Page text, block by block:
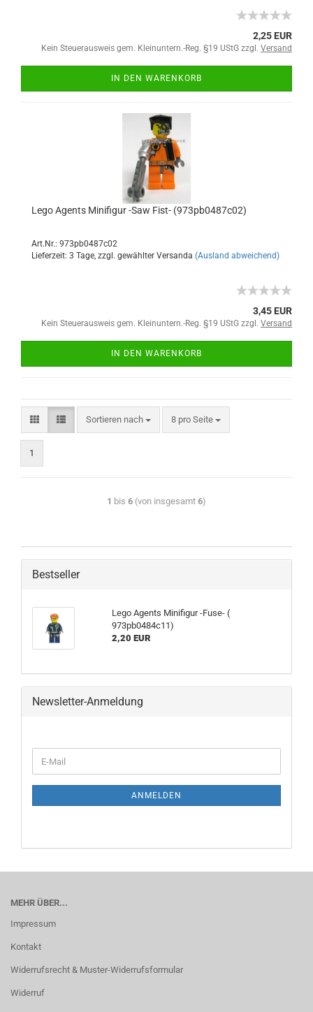
2,25 EUR
Kein Steuerausweis gem. Kleinuntern.-Reg. §19 UStG zzgl. Versand
IN DEN WARENKORB
Lego Agents Minifigur -Saw Fist- (973pb0487c02)
Art.Nr.: 973pb0487c02
Lieferzeit: 3 Tage, zzgl. gewählter Versanda (Ausland abweichend)
3,45 EUR
Kein Steuerausweis gem. Kleinuntern.-Reg. §19 UStG zzgl. Versand
IN DEN WARENKORB
Sortieren nach 8 pro Seite
1
1 bis 6 (von insgesamt 6)
Bestseller
Lego Agents Minifigur -Fuse- (
973pb0484c11)
2,20 EUR
Newsletter-Anmeldung
ANMELDEN
MEHR ÜBER...
Impressum
Kontakt
Widerrufsrecht & Muster-Widerrufsformular
Widerruf